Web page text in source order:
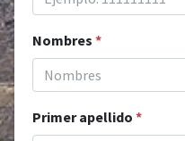
Nombres *
Primer apellido *